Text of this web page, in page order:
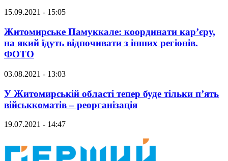
15.09.2021 - 15:05
Житомирське Памуккале: координати кар’єру,
на який їдуть відпочивати з інших регіонів.
ФОТО
03.08.2021 - 13:03
У Житомирській області тепер буде тільки п’ять
військкоматів – реорганізація
19.07.2021 - 14:47